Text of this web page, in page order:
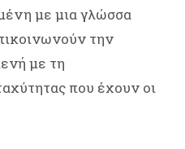
με μια γλώσσα
την
με τη
που έχουν οι